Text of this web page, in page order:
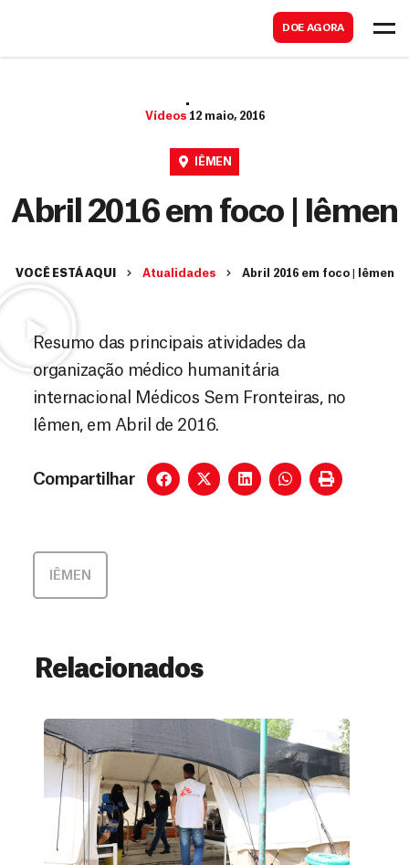
DOE AGORA
Vídeos 12 maio, 2016
IÊMEN
Abril 2016 em foco | Iêmen
VOCÊ ESTÁ AQUI Atualidades Abril 2016 em foco | Iêmen
Resumo das principais atividades da
organização médico humanitária
internacional Médicos Sem Fronteiras, no
Iêmen, em Abril de 2016.
Compartilhar
IÊMEN
Relacionados
a
r